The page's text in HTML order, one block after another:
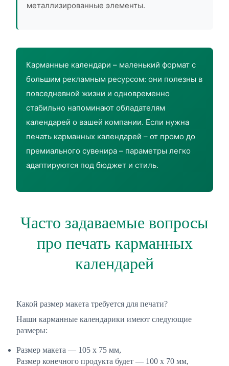
металлизированные элементы.
Карманные календари – маленький формат с
большим рекламным ресурсом: они полезны в
повседневной жизни и одновременно
стабильно напоминают обладателям
календарей о вашей компании. Если нужна
печать карманных календарей – от промо до
премиального сувенира – параметры легко
адаптируются под бюджет и стиль.
Часто задаваемые вопросы
про печать карманных
календарей
Какой размер макета требуется для печати?
Наши карманные календарики имеют следующие
размеры:
Размер макета — 105 х 75 мм,
Размер конечного продукта будет — 100 х 70 мм,